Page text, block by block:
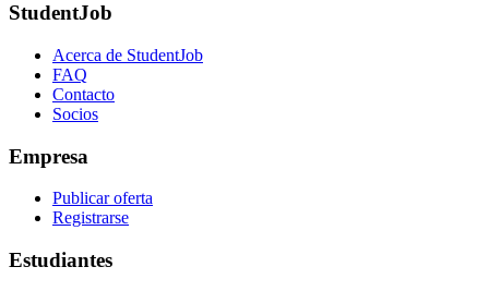
StudentJob
Acerca de StudentJob
FAQ
Contacto
Socios
Empresa
Publicar oferta
Registrarse
Estudiantes